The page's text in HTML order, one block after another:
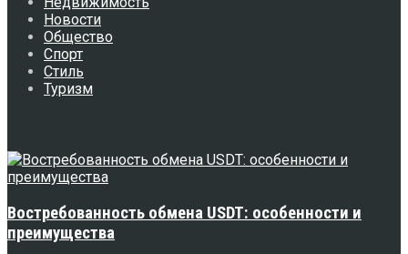
Новости
Общество
Спорт
Стиль
Туризм
Востребованность обмена USDT: особенности и
преимущества